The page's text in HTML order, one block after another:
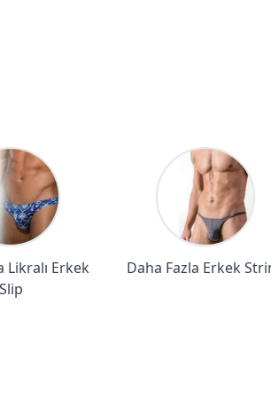
Likralı Erkek
Slip
Daha Fazla Erkek